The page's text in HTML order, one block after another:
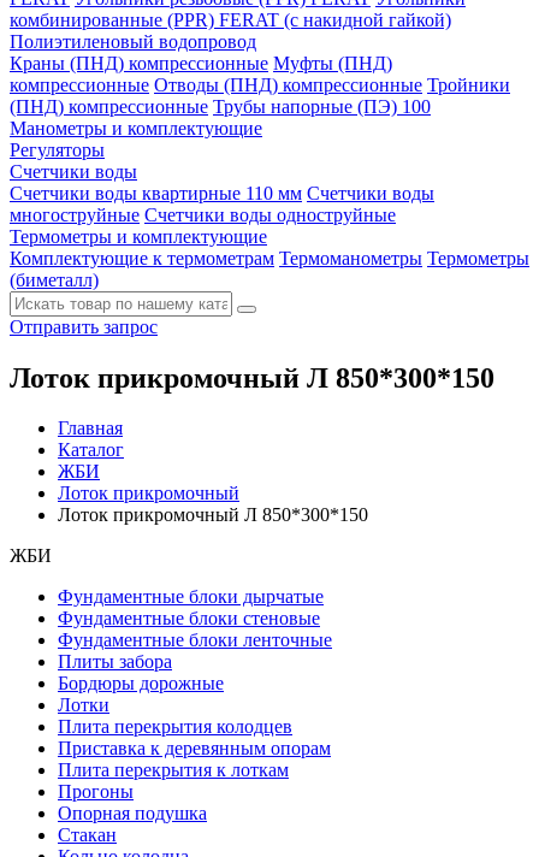
комбинированные (PPR) FERAT (с накидной гайкой)
Полиэтиленовый водопровод
Краны (ПНД) компрессионные Муфты (ПНД)
компрессионные Отводы (ПНД) компрессионные Тройники
(ПНД) компрессионные Трубы напорные (ПЭ) 100
Манометры и комплектующие
Регуляторы
Счетчики воды
Счетчики воды квартирные 110 мм Счетчики воды
многоструйные Счетчики воды одноструйные
Термометры и комплектующие
Комплектующие к термометрам Термоманометры Термометры
(биметалл)
Отправить запрос
Лоток прикромочный Л 850*300*150
Главная
Каталог
ЖБИ
Лоток прикромочный
Лоток прикромочный Л 850*300*150
ЖБИ
Фундаментные блоки дырчатые
Фундаментные блоки стеновые
Фундаментные блоки ленточные
Плиты забора
Бордюры дорожные
Лотки
Плита перекрытия колодцев
Приставка к деревянным опорам
Плита перекрытия к лоткам
Прогоны
Опорная подушка
Стакан